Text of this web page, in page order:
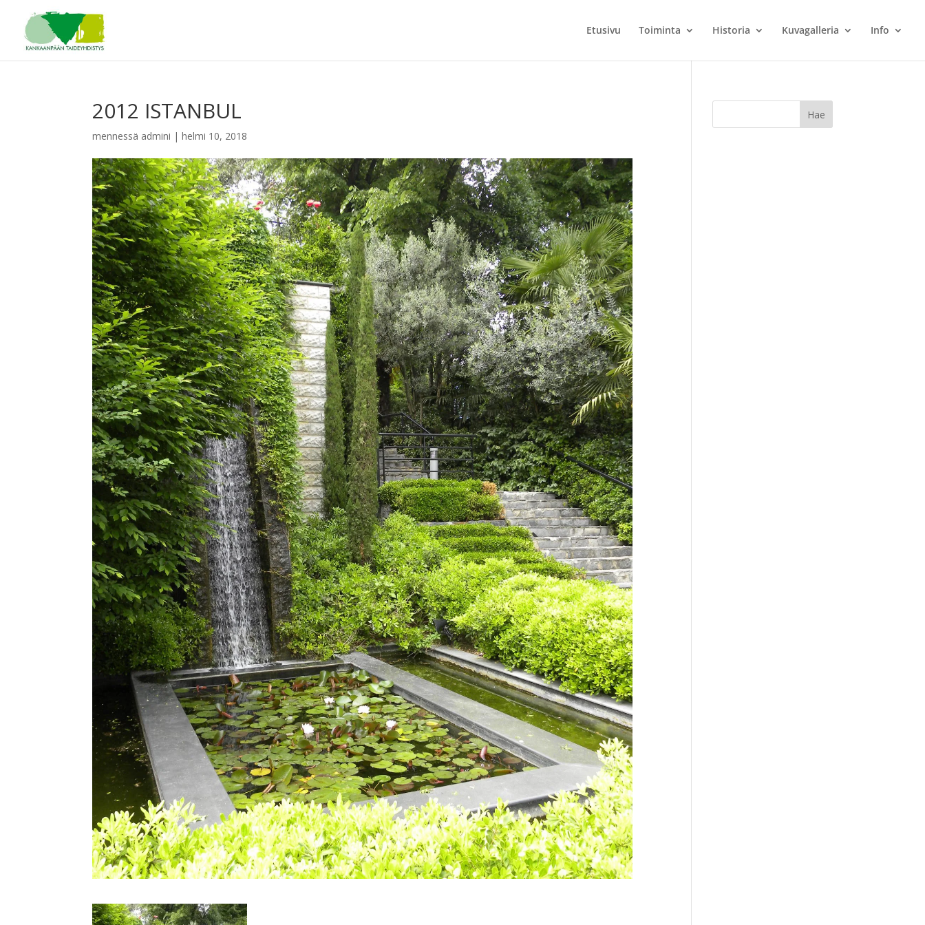
Etusivu Toiminta Historia Kuvagalleria Info
2012 ISTANBUL
mennessä admini |helmi 10, 2018